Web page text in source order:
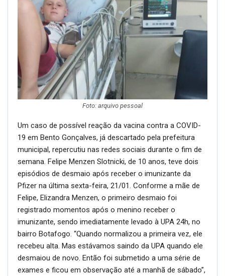
Foto: arquivo pessoal
Um caso de possível reação da vacina contra a COVID-
19 em Bento Gonçalves, já descartado pela prefeitura
municipal, repercutiu nas redes sociais durante o fim de
semana. Felipe Menzen Slotnicki, de 10 anos, teve dois
episódios de desmaio após receber o imunizante da
Pfizer na última sexta-feira, 21/01. Conforme a mãe de
Felipe, Elizandra Menzen, o primeiro desmaio foi
registrado momentos após o menino receber o
imunizante, sendo imediatamente levado à UPA 24h, no
bairro Botafogo. “Quando normalizou a primeira vez, ele
recebeu alta. Mas estávamos saindo da UPA quando ele
desmaiou de novo. Então foi submetido a uma série de
exames e ficou em observação até a manhã de sábado”,